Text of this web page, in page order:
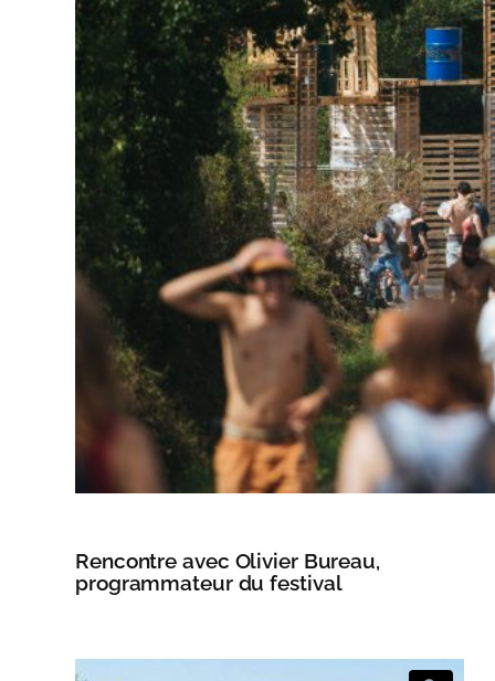
Rencontre avec Olivier Bureau,
programmateur du festival